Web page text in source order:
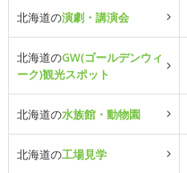
北海道の演劇・講演会
北海道のGW(ゴールデンウィ
ーク)観光スポット
北海道の水族館・動物園
北海道の工場見学